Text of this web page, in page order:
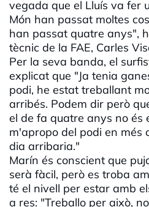
vegada que el Lluís va fer
Món han passat moltes
han passat quatre anys",
tècnic de la FAE, Carles
Per la seva banda, el
explicat que "Ja tenia
podi, he estat treballant
arribés. Podem dir però
el de fa quatre anys no és
m'apropo del podi en més
dia arribaria."
Marín és conscient que
serà fàcil, però es troba
té el nivell per estar amb
a res: "Treballo per això,